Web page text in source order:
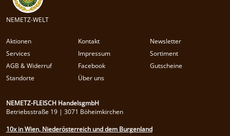
NEMETZ-WELT
Aktionen Kontakt
Newsletter
Services
Impressum
Sortiment
AGB & Widerruf
Facebook
Gutscheine
Standorte
Über uns
NEMETZ-FLEISCH HandelsgmbH
Betriebsstraße 19 | 3071 Böheimkirchen
10x in Wien, Niederösterreich und dem Burgenland